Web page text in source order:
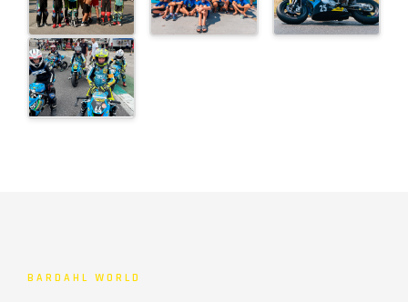
BARDAHL WORLD